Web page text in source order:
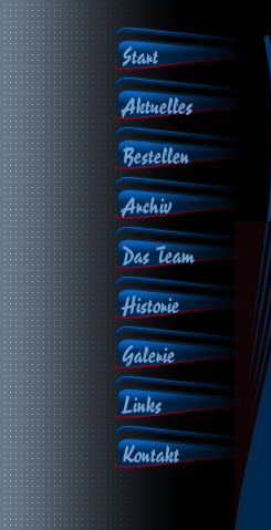
Start
Aktuelles
Bestellen
Archiv
Das Team
Historie
Galerie
Links
Kontakt